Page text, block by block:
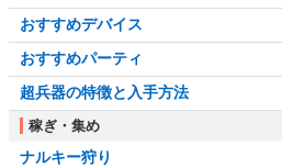
おすすめデバイス
おすすめパーティ
超兵器の特徴と入手方法
稼ぎ・集め
ナルキー狩り